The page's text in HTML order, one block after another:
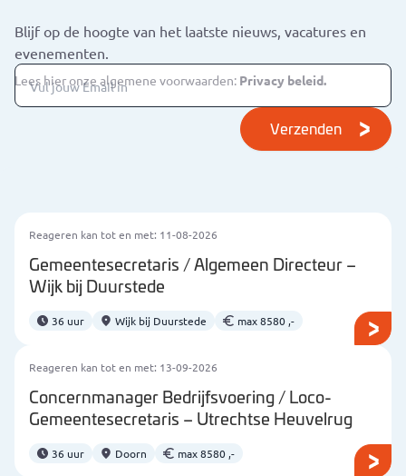
Blijf op de hoogte van het laatste nieuws, vacatures en
evenementen.
Verzenden
Lees hier onze algemene voorwaarden: Privacy beleid.
Reageren kan tot en met: 11-08-2026
Gemeentesecretaris / Algemeen Directeur –
Wijk bij Duurstede
36 uur Wijk bij Duurstede max 8580 ,-
Reageren kan tot en met: 13-09-2026
Concernmanager Bedrijfsvoering / Loco-
Gemeentesecretaris – Utrechtse Heuvelrug
36 uur Doorn max 8580 ,-